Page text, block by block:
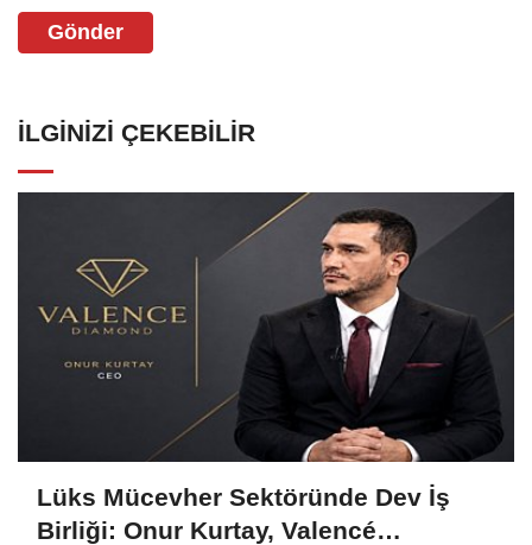
Gönder
İLGINIZI ÇEKEBILIR
Lüks Mücevher Sektöründe Dev İş
Birliği: Onur Kurtay, Valencé